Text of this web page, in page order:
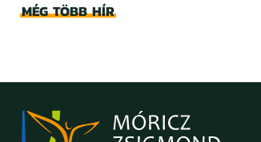
MÉG TÖBB HÍR